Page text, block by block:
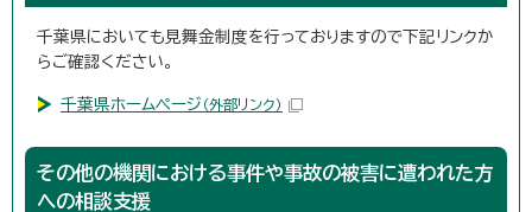
千葉県においても見舞金制度を行っておりますので下記リンクか
らご確認ください。
千葉県ホームページ （外部リンク）
その他の機関における事件や事故の被害に遭われた方
への相談支援